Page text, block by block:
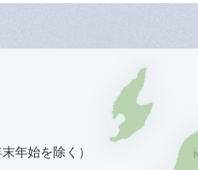
年始を除く）